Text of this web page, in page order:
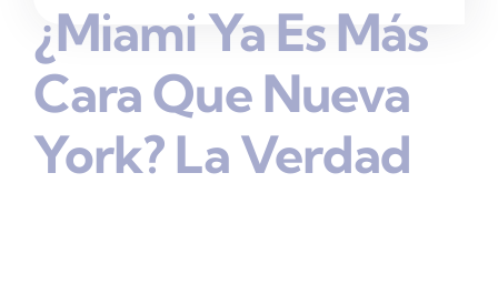
¿Miami Ya Es Más
Cara Que Nueva
York? La Verdad